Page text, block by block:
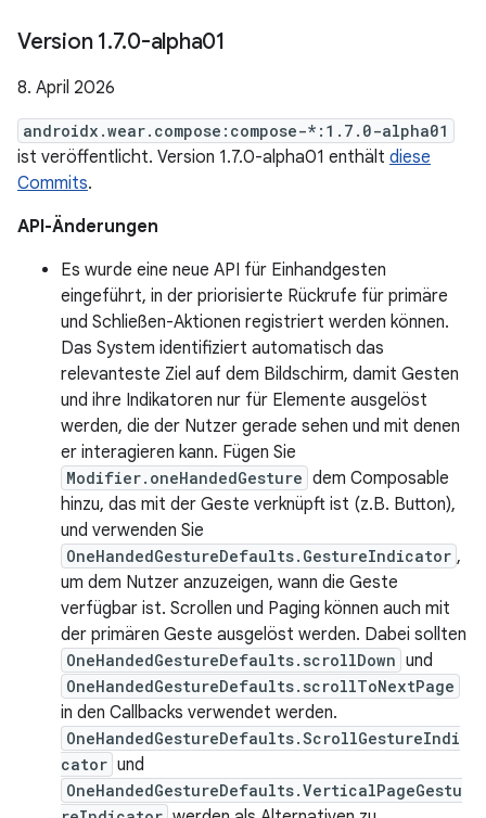
Version 1.7.0-alpha01
8. April 2026
androidx.wear.compose:compose-*:1.7.0-alpha01
ist veröffentlicht. Version 1.7.0-alpha01 enthält diese
Commits.
API-Änderungen
Es wurde eine neue API für Einhandgesten
eingeführt, in der priorisierte Rückrufe für primäre
und Schließen-Aktionen registriert werden können.
Das System identifiziert automatisch das
relevanteste Ziel auf dem Bildschirm, damit Gesten
und ihre Indikatoren nur für Elemente ausgelöst
werden, die der Nutzer gerade sehen und mit denen
er interagieren kann. Fügen Sie
Modifier.oneHandedGesture dem Composable
hinzu, das mit der Geste verknüpft ist (z.B. Button),
und verwenden Sie
OneHandedGestureDefaults.GestureIndicator ,
um dem Nutzer anzuzeigen, wann die Geste
verfügbar ist. Scrollen und Paging können auch mit
der primären Geste ausgelöst werden. Dabei sollten
OneHandedGestureDefaults.scrollDown und
OneHandedGestureDefaults.scrollToNextPage
in den Callbacks verwendet werden.
OneHandedGestureDefaults.ScrollGestureIndi
cator und
OneHandedGestureDefaults.VerticalPageGestu